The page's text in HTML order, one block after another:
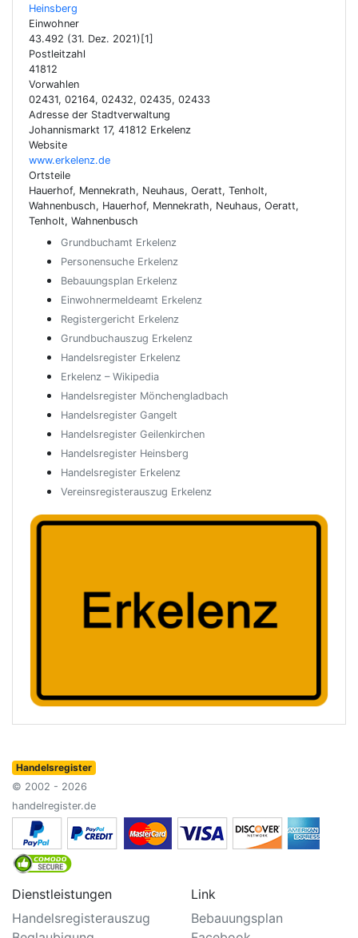
Heinsberg
Einwohner
43.492 (31. Dez. 2021)[1]
Postleitzahl
41812
Vorwahlen
02431, 02164, 02432, 02435, 02433
Adresse der Stadtverwaltung
Johannismarkt 17, 41812 Erkelenz
Website
www.erkelenz.de
Ortsteile
Hauerhof, Mennekrath, Neuhaus, Oeratt, Tenholt,
Wahnenbusch, Hauerhof, Mennekrath, Neuhaus, Oeratt,
Tenholt, Wahnenbusch
Grundbuchamt Erkelenz
Personensuche Erkelenz
Bebauungsplan Erkelenz
Einwohnermeldeamt Erkelenz
Registergericht Erkelenz
Grundbuchauszug Erkelenz
Handelsregister Erkelenz
Erkelenz – Wikipedia
Handelsregister Mönchengladbach
Handelsregister Gangelt
Handelsregister Geilenkirchen
Handelsregister Heinsberg
Handelsregister Erkelenz
Vereinsregisterauszug Erkelenz
Handelsregister
© 2002 - 2026
handelregister.de
Dienstleistungen
Handelsregisterauszug
Link
Bebauungsplan